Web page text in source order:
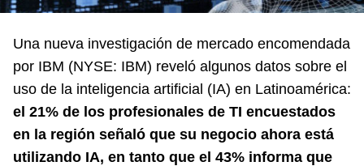
Una nueva investigación de mercado encomendada
por IBM (NYSE: IBM) reveló algunos datos sobre el
uso de la inteligencia artificial (IA) en Latinoamérica:
el 21% de los profesionales de TI encuestados
en la región señaló que su negocio ahora está
utilizando IA, en tanto que el 43% informa que